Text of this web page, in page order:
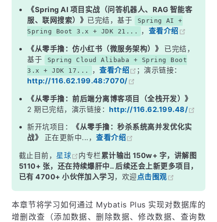
《Spring AI 项目实战（问答机器人、RAG 智能客
服、联网搜索）》 已完结，基于
Spring AI +
Spring Boot 3.x + JDK 21...
， 查看介绍
《从零手撸：仿小红书（微服务架构）》
已完结，
基于
Spring Cloud Alibaba + Spring Boot
3.x + JDK 17...
，查看介绍
；演示链接：
http://116.62.199.48:7070/
《从零手撸：前后端分离博客项目（全栈开发）》
2 期已完结，演示链接：http://116.62.199.48/
新开坑项目：
《从零手撸：秒杀系统高并发优化实
战》
正在更新中...，查看介绍
截止目前， 星球 内专栏累计输出 150w+ 字，讲解图
5110+ 张，还在持续爆肝中.. 后续还会上新更多项目，
已有 4700+ 小伙伴加入学习，欢迎点击围观
本章节将学习如何通过 Mybatis Plus 实现对数据库的
增删改查（添加数据、删除数据、修改数据、查询数